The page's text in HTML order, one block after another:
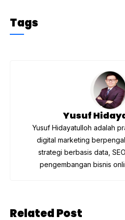
c
e
p
Tags
Yusuf
Yusuf Hidayatulloh adalah
digital marketing
strategi berbasis data,
pengembangan bisnis
Related Post